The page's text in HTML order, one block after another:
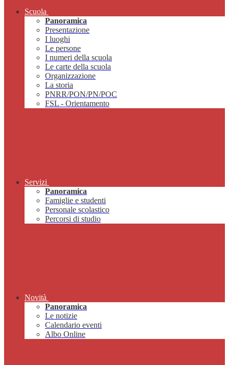
Scuola
Panoramica
Presentazione
I luoghi
Le persone
I numeri della scuola
Le carte della scuola
Organizzazione
La storia
PNRR/PON/PN/POC
FSL - Orientamento
Servizi
Panoramica
Famiglie e studenti
Personale scolastico
Percorsi di studio
Novità
Panoramica
Le notizie
Calendario eventi
Albo Online